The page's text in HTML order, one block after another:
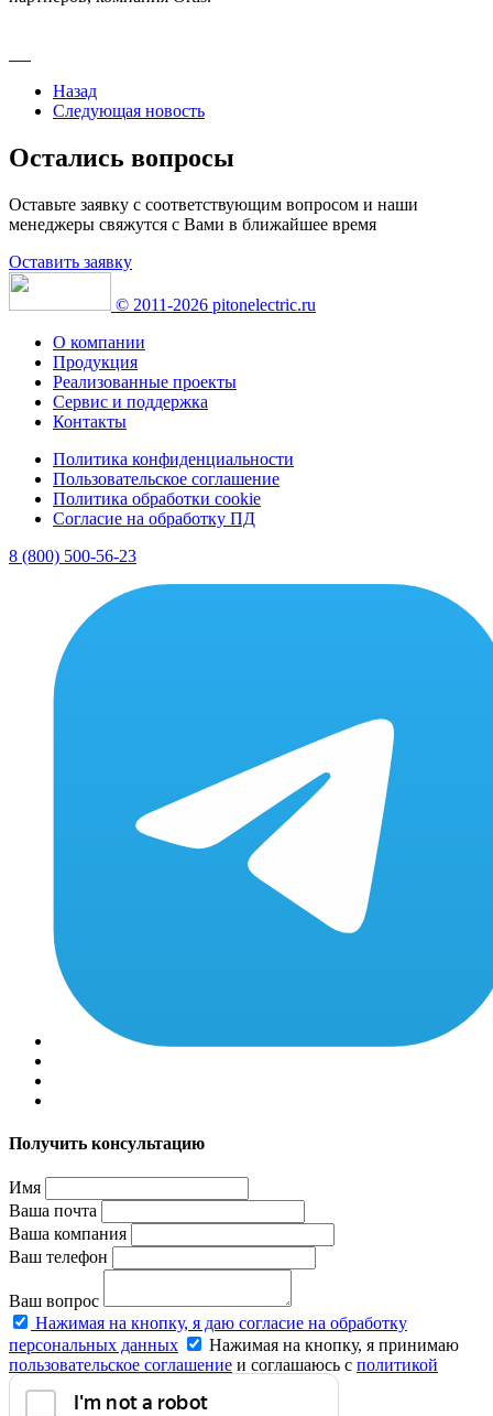
Назад
Следующая новость
Остались вопросы
Оставьте заявку с соответствующим вопросом и наши
менеджеры свяжутся с Вами в ближайшее время
Оставить заявку
© 2011-2026 pitonelectric.ru
О компании
Продукция
Реализованные проекты
Сервис и поддержка
Контакты
Политика конфиденциальности
Пользовательское соглашение
Политика обработки cookie
Согласие на обработку ПД
8 (800) 500-56-23
Получить консультацию
Имя
Ваша почта
Ваша компания
Ваш телефон
Ваш вопрос
Нажимая на кнопку, я даю согласие на обработку
персональных данных
Нажимая на кнопку, я принимаю
пользовательское соглашение и соглашаюсь с политикой
конфиденциальности